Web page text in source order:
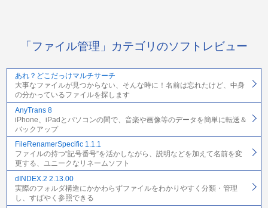
「ファイル管理」カテゴリのソフトレビュー
あれ？どこだっけマルチサーチ
大事なファイルが見つからない、そんな時に！名前は忘れたけど、中身
の分かっているファイルを探します
AnyTrans 8
iPhone、iPadとパソコンの間で、音楽や画像等のデータを簡単に転送＆
バックアップ
FileRenamerSpecific 1.1.1
ファイルの持つ“記号番号”を活かしながら、説明などを加えて名前を変
更する、ユニークなリネームソフト
dINDEX.2 2.13.00
実際のフォルダ構造にかかわらずファイルをわかりやすく分類・管理
し、すばやく参照できる